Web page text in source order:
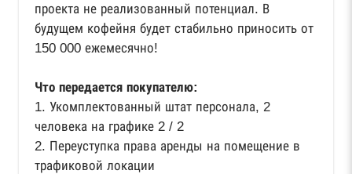
проекта не реализованный потенциал. В
будущем кофейня будет стабильно приносить от
150 000 ежемесячно!
Что передается покупателю:
1. Укомплектованный штат персонала, 2
человека на графике 2 / 2
2. Переуступка права аренды на помещение в
трафиковой локации